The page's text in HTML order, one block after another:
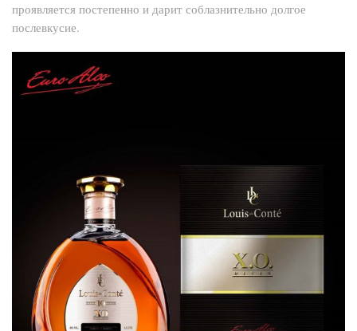
проявляется постепенно и дарит соблазнительно долгое
послевкусие.